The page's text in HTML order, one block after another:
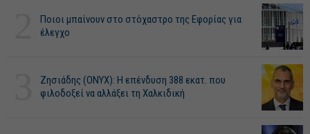
Ποιοι μπαίνουν στο στόχαστρο της Εφορίας για
έλεγχο
Ζησιάδης (ONYX): Η επένδυση 388 εκατ. που
φιλοδοξεί να αλλάξει τη Χαλκιδική